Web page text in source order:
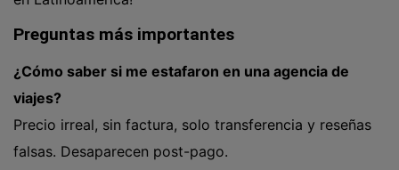
Preguntas más importantes
¿Cómo saber si me estafaron en una agencia de
viajes?
Precio irreal, sin factura, solo transferencia y reseñas
falsas. Desaparecen post-pago.